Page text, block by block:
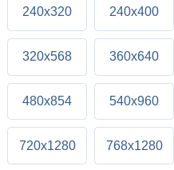
240x320 240x400
320x568 360x640
480x854 540x960
720x1280 768x1280